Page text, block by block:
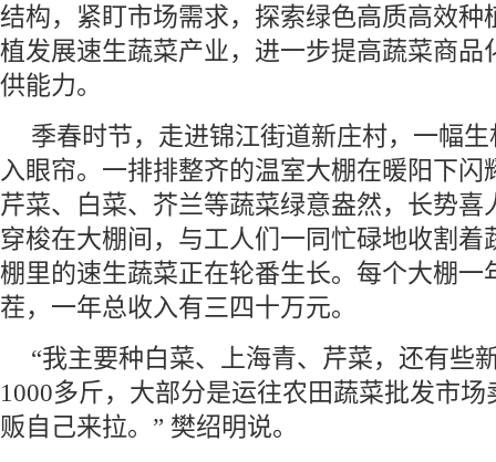
结构，紧盯市场需求，探索绿色高质高效种
植发展速生蔬菜产业，进一步提高蔬菜商品
供能力。
季春时节，走进锦江街道新庄村，一幅
入眼帘。一排排整齐的温室大棚在暖阳下闪
芹菜、白菜、芥兰等蔬菜绿意盎然，长势喜
穿梭在大棚间，与工人们一同忙碌地收割着
棚里的速生蔬菜正在轮番生长。每个大棚一
茬，一年总收入有三四十万元。
“我主要种白菜、上海青、芹菜，还有些
1000多斤，大部分是运往农田蔬菜批发市
贩自己来拉。” 樊绍明说。